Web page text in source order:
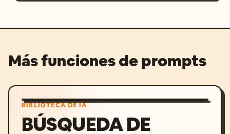
Más funciones de prompts
BIBLIOTECA DE IA
BÚSQUEDA DE